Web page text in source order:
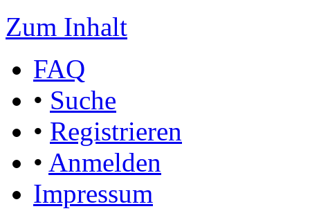
Zum Inhalt
FAQ
• Suche
• Registrieren
• Anmelden
Impressum